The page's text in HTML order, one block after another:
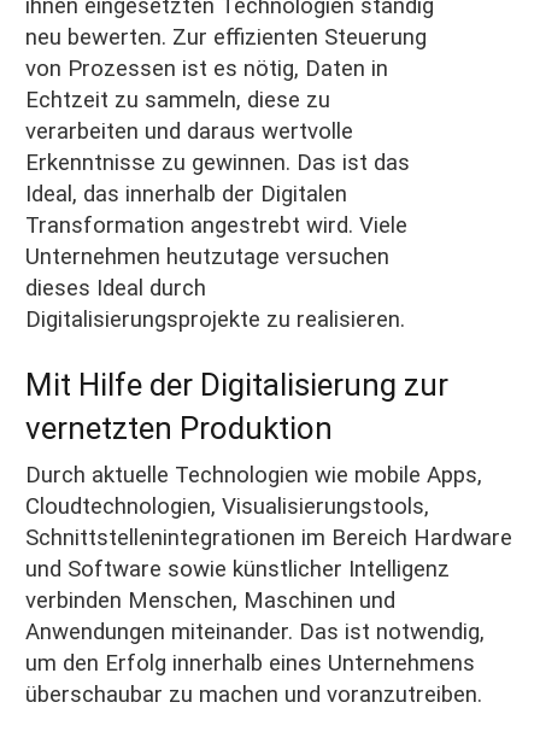
ihnen eingesetzten Technologien ständig
neu bewerten. Zur effizienten Steuerung
von Prozessen ist es nötig, Daten in
Echtzeit zu sammeln, diese zu
verarbeiten und daraus wertvolle
Erkenntnisse zu gewinnen. Das ist das
Ideal, das innerhalb der Digitalen
Transformation angestrebt wird. Viele
Unternehmen heutzutage versuchen
dieses Ideal durch
Digitalisierungsprojekte zu realisieren.
Mit Hilfe der Digitalisierung zur
vernetzten Produktion
Durch aktuelle Technologien wie mobile Apps,
Cloudtechnologien, Visualisierungstools,
Schnittstellenintegrationen im Bereich Hardware
und Software sowie künstlicher Intelligenz
verbinden Menschen, Maschinen und
Anwendungen miteinander. Das ist notwendig,
um den Erfolg innerhalb eines Unternehmens
überschaubar zu machen und voranzutreiben.